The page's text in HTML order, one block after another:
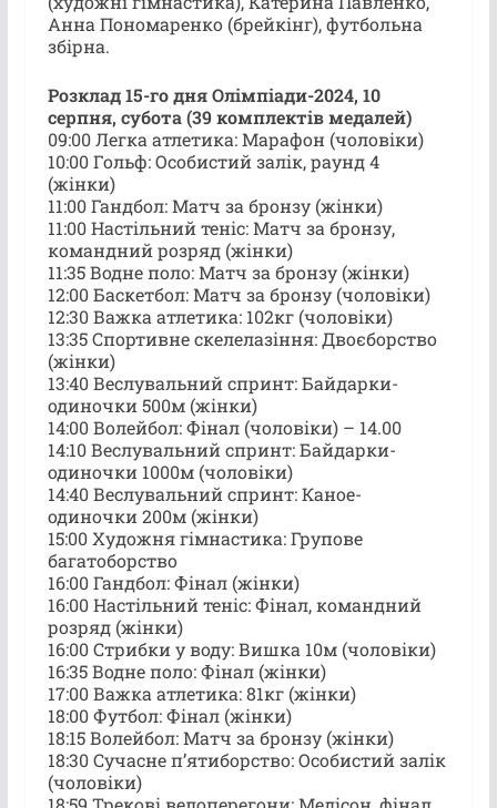
Анна Пономаренко (брейкінг), футбольна
збірна.
Розклад 15-го дня Олімпіади-2024, 10
серпня, субота (39 комплектів медалей)
09:00 Легка атлетика: Марафон (чоловіки)
10:00 Гольф: Особистий залік, раунд 4
(жінки)
11:00 Гандбол: Матч за бронзу (жінки)
11:00 Настільний теніс: Матч за бронзу,
командний розряд (жінки)
11:35 Водне поло: Матч за бронзу (жінки)
12:00 Баскетбол: Матч за бронзу (чоловіки)
12:30 Важка атлетика: 102кг (чоловіки)
13:35 Спортивне скелелазіння: Двоєборство
(жінки)
13:40 Веслувальний спринт: Байдарки-
одиночки 500м (жінки)
14:00 Волейбол: Фінал (чоловіки) – 14.00
14:10 Веслувальний спринт: Байдарки-
одиночки 1000м (чоловіки)
14:40 Веслувальний спринт: Каное-
одиночки 200м (жінки)
15:00 Художня гімнастика: Групове
багатоборство
16:00 Гандбол: Фінал (жінки)
16:00 Настільний теніс: Фінал, командний
розряд (жінки)
16:00 Стрибки у воду: Вишка 10м (чоловіки)
16:35 Водне поло: Фінал (жінки)
17:00 Важка атлетика: 81кг (жінки)
18:00 Футбол: Фінал (жінки)
18:15 Волейбол: Матч за бронзу (жінки)
18:30 Сучасне пʼятиборство: Особистий залік
(чоловіки)